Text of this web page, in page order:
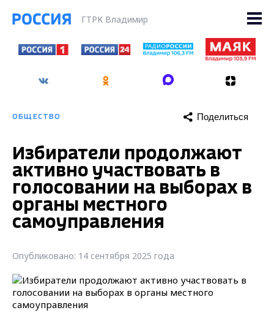
ГТРК Владимир
ОБЩЕСТВО Поделиться
Избиратели продолжают
активно участвовать в
голосовании на выборах в
органы местного
самоуправления
Опубликовано: 14 сентября 2025 года